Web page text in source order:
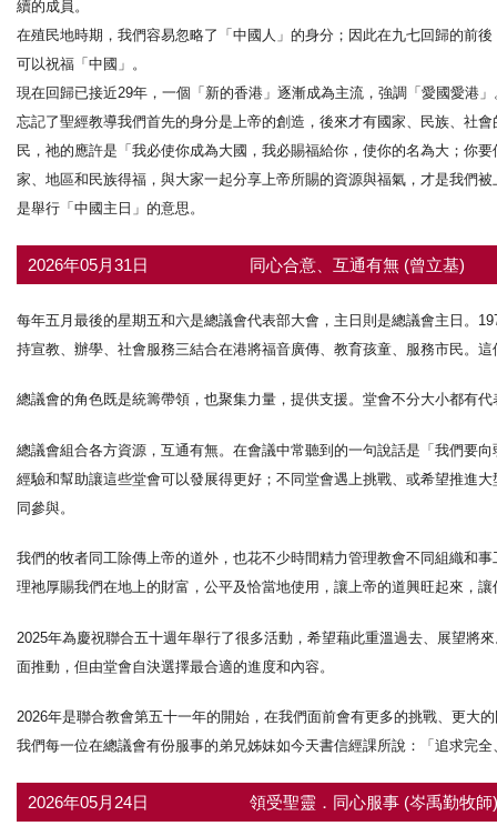
續的成員。
在殖民地時期，我們容易忽略了「中國人」的身分；因此在九七回歸的前
可以祝福「中國」。
現在回歸已接近29年，一個「新的香港」逐漸成為主流，強調「愛國愛港
忘記了聖經教導我們首先的身分是上帝的創造，後來才有國家、民族、社
民，祂的應許是「我必使你成為大國，我必賜福給你，使你的名為大；
家、地區和民族得福，與大家一起分享上帝所賜的資源與福氣，才是我們
是舉行「中國主日」的意思。
2026年05月31日 同心合意、互通有無 (曾立基)
每年五月最後的星期五和六是總議會代表部大會，主日則是總議會主日。
持宣教、辦學、社會服務三結合在港將福音廣傳、教育孩童、服務市民。
總議會的角色既是統籌帶領，也聚集力量，提供支援。堂會不分大小都有
總議會組合各方資源，互通有無。在會議中常聽到的一句說話是「我們要
經驗和幫助讓這些堂會可以發展得更好；不同堂會遇上挑戰、或希望推進
同參與。
我們的牧者同工除傳上帝的道外，也花不少時間精力管理教會不同組織和
理祂厚賜我們在地上的財富，公平及恰當地使用，讓上帝的道興旺起來，
2025年為慶祝聯合五十週年舉行了很多活動，希望藉此重溫過去、展望將
面推動，但由堂會自決選擇最合適的進度和內容。
2026年是聯合教會第五十一年的開始，在我們面前會有更多的挑戰、更大
我們每一位在總議會有份服事的弟兄姊妹如今天書信經課所說：「追求完
2026年05月24日 領受聖靈．同心服事 (岑禹勤牧